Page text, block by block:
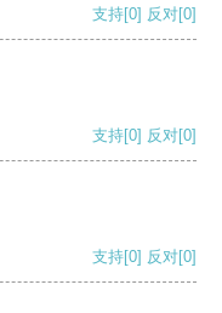
支持[0] 反对[0]
支持[0] 反对[0]
支持[0] 反对[0]